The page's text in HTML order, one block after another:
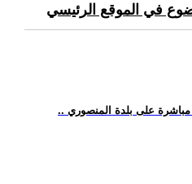
في الموقع الرئيسي
مباشرة على بلدة المنصوري